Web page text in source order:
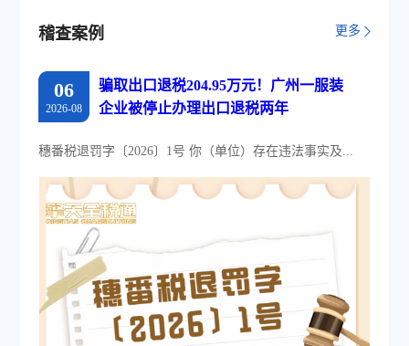
稽查案例 更多
06
2026-08
骗取出口退税204.95万元！广州一服装
企业被停止办理出口退税两年
穗番税退罚字〔2026〕1号 你（单位）存在违法事实及...